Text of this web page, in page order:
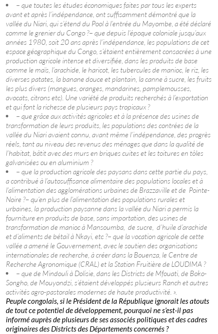
– que toutes les études économiques faites par tous les experts
avant et après l’indépendance, ont suffisamment démontré que la
vallée du Niari, qui s’étend du Pool à l’entrée du Mayombe, a été déclaré
comme le grenier du Congo ?– que depuis l’époque coloniale jusqu’aux
années 1980, soit 20 ans après l’indépendance, les populations de cet
espace géographique du Congo, s’étaient entièrement consacrées à une
production agricole intense et diversifiée, dans les produits de base
comme le maïs, l’arachide, le haricot, les tubercules de manioc, le riz, les
diverses patates, la banane douce et plantain, la canne à sucre, les fruits
les plus divers (mangues, oranges, mandarines, pamplemousses,
avocats, citrons etc). Une variété de produits recherchés à l’exportation
et qui font la richesse de plusieurs pays tropicaux ?
– que grâce aux activités agricoles et à la présence des usines de
transformation de leurs produits, les populations des contrées de la
vallée du Niari avaient connu, avant même l’indépendance, des progrès
réels, tant au niveau des revenus des ménages que dans la qualité de
l’habitat, bâtit avec des murs en briques cuites et les toitures en tôles
galvanisées ou en aluminium ?
– que la production agricole des paysans dans cette partie du pays,
a contribué à l’autosuffisance alimentaire des populations locales et à
l’alimentation des agglomérations urbaines de Brazzaville et de Pointe-
Noire ?– qu’en plus de l’alimentation des populations rurales et
urbaines, la production paysanne dans la vallée du Niari a permis la
fourniture en produits de base, sans importation, des usines de
transformation de manioc à Mansoumba, de sucre, d’huile d’arachide
et d’aliments de bétail à Nkayi, etc ?– que la vocation agricole de cette
vallée a amené le Gouvernement, avec le soutien des organisations
internationales de recherche, à créer dans la Bouenza, le Centre de
Recherche Agronomique (CRAL) et la Station Fruitière de LOUDIMA ?
– que de Mindouli à Dolisie, dans les Districts de Mfouati, de Boko-
Songho, de Mouyondzi, s’étaient développés plusieurs Ranch et autres
activités agro-pastorales modernes de haute productivité. ».
Peuple congolais, si le Président de la République ignorait les atouts
de tout ce potentiel de développement, pourquoi ne s’est-il pas
informé auprès de plusieurs de ses associés politiques et des cadres
originaires des Districts des Départements concernés ?